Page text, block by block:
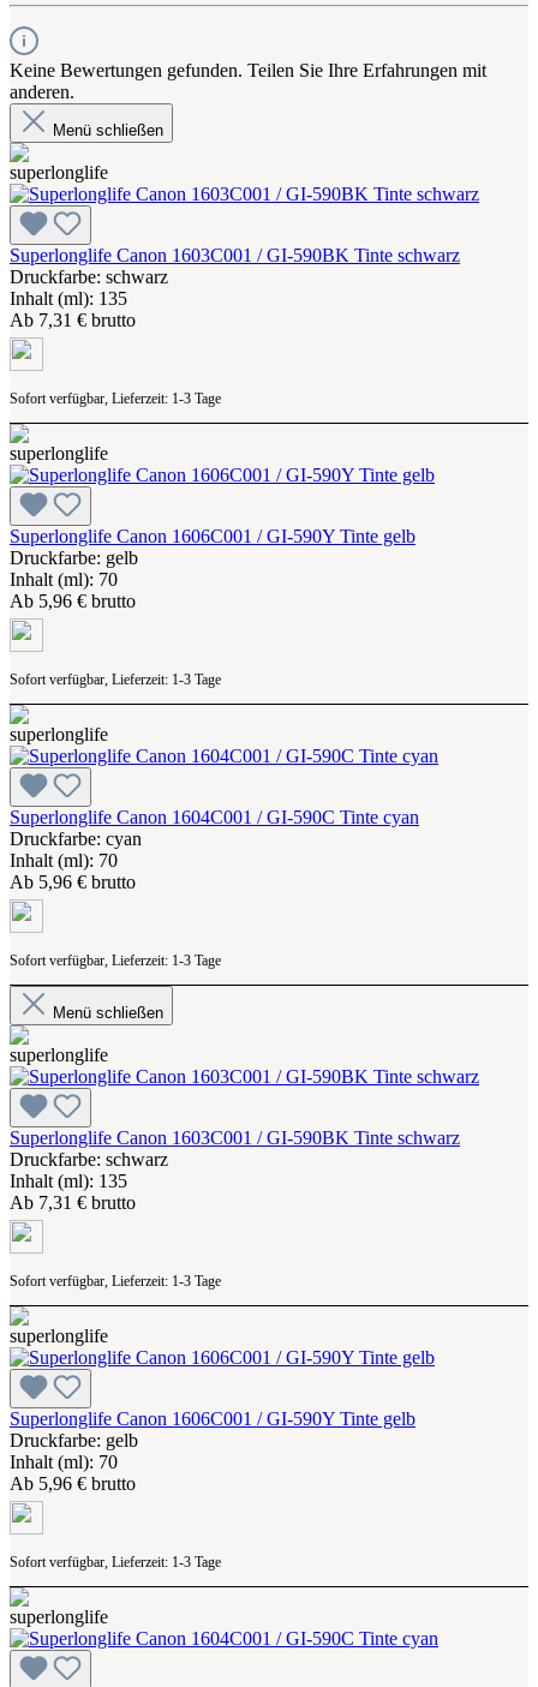
Keine Bewertungen gefunden. Teilen Sie Ihre Erfahrungen mit
anderen.
Menü schließen
Superlonglife Canon 1603C001 / GI-590BK Tinte schwarz
Druckfarbe: schwarz
Inhalt (ml): 135
Ab 7,31 € brutto
Sofort verfügbar, Lieferzeit: 1-3 Tage
Superlonglife Canon 1606C001 / GI-590Y Tinte gelb
Druckfarbe: gelb
Inhalt (ml): 70
Ab 5,96 € brutto
Sofort verfügbar, Lieferzeit: 1-3 Tage
Superlonglife Canon 1604C001 / GI-590C Tinte cyan
Druckfarbe: cyan
Inhalt (ml): 70
Ab 5,96 € brutto
Sofort verfügbar, Lieferzeit: 1-3 Tage
Menü schließen
Superlonglife Canon 1603C001 / GI-590BK Tinte schwarz
Druckfarbe: schwarz
Inhalt (ml): 135
Ab 7,31 € brutto
Sofort verfügbar, Lieferzeit: 1-3 Tage
Superlonglife Canon 1606C001 / GI-590Y Tinte gelb
Druckfarbe: gelb
Inhalt (ml): 70
Ab 5,96 € brutto
Sofort verfügbar, Lieferzeit: 1-3 Tage